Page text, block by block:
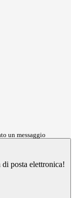
un messaggio
posta elettronica!